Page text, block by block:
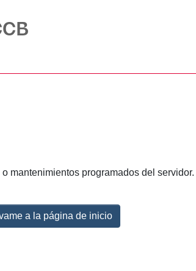
programados del
a la página de inicio